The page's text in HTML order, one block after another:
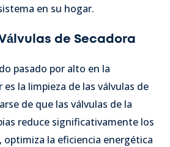
en su hogar.
de Secadora
pasado por alto en la
la limpieza de las válvulas de
de que las válvulas de la
reduce significativamente los
optimiza la eficiencia energética